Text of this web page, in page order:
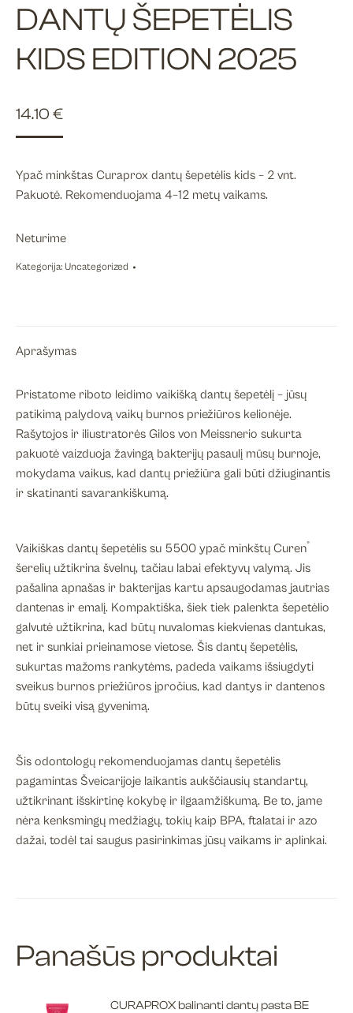
DANTŲ ŠEPETĖLIS
KIDS EDITION 2025
14.10 €
Ypač minkštas Curaprox dantų šepetėlis kids – 2 vnt.
Pakuotė. Rekomenduojama 4–12 metų vaikams.
Neturime
Kategorija: Uncategorized
Aprašymas
Pristatome riboto leidimo vaikišką dantų šepetėlį – jūsų
patikimą palydovą vaikų burnos priežiūros kelionėje.
Rašytojos ir iliustratorės Gilos von Meissnerio sukurta
pakuotė vaizduoja žavingą bakterijų pasaulį mūsų burnoje,
mokydama vaikus, kad dantų priežiūra gali būti džiuginantis
ir skatinanti savarankiškumą.
Vaikiškas dantų šepetėlis su 5500 ypač minkštų Curen®
šerelių užtikrina švelnų, tačiau labai efektyvų valymą. Jis
pašalina apnašas ir bakterijas kartu apsaugodamas jautrias
dantenas ir emalį. Kompaktiška, šiek tiek palenkta šepetėlio
galvutė užtikrina, kad būtų nuvalomas kiekvienas dantukas,
net ir sunkiai prieinamose vietose. Šis dantų šepetėlis,
sukurtas mažoms rankytėms, padeda vaikams išsiugdyti
sveikus burnos priežiūros įpročius, kad dantys ir dantenos
būtų sveiki visą gyvenimą.
Šis odontologų rekomenduojamas dantų šepetėlis
pagamintas Šveicarijoje laikantis aukščiausių standartų,
užtikrinant išskirtinę kokybę ir ilgaamžiškumą. Be to, jame
nėra kenksmingų medžiagų, tokių kaip BPA, ftalatai ir azo
dažai, todėl tai saugus pasirinkimas jūsų vaikams ir aplinkai.
Panašūs produktai
CURAPROX balinanti dantų pasta BE